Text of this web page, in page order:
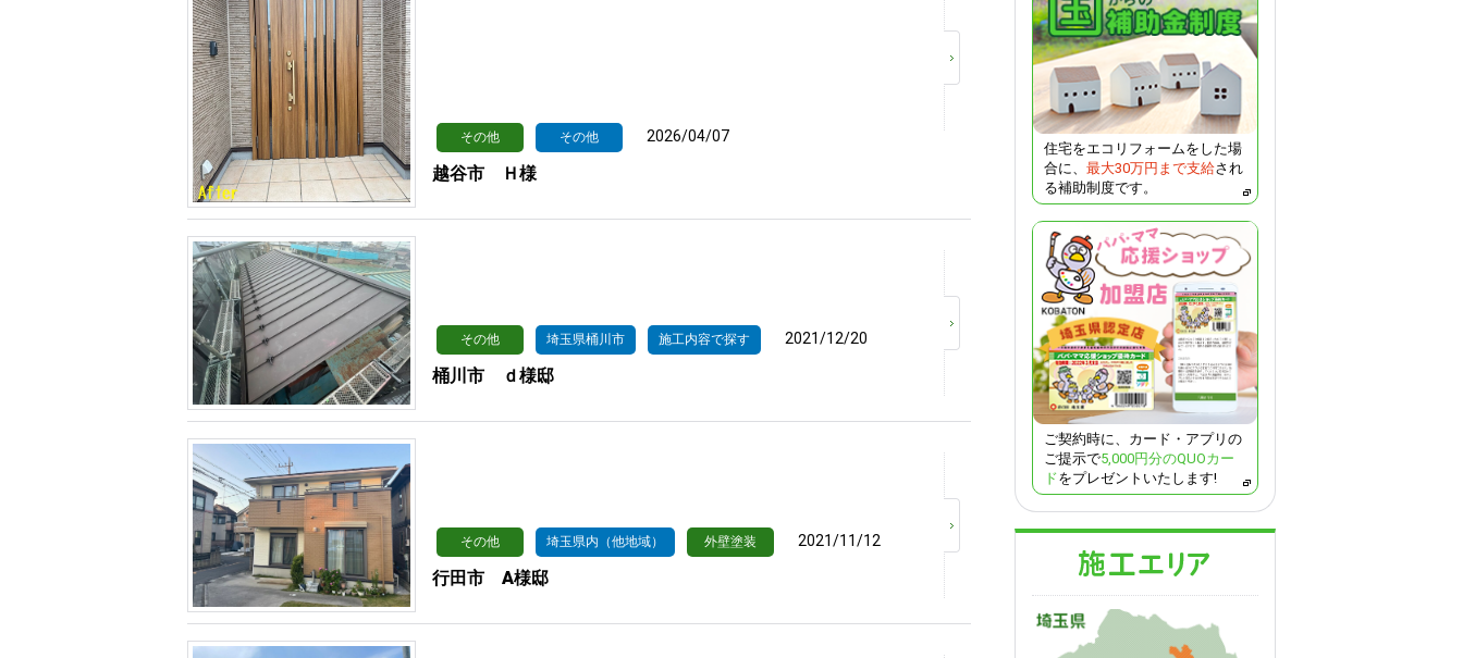
その他 その他 2026/04/07
越谷市 Ｈ様
その他 埼玉県桶川市 施工内容で探す 2021/12/20
桶川市 ｄ様邸
その他 埼玉県内（他地域） 外壁塗装 2021/11/12
行田市 A様邸
住宅をエコリフォームをした場
合に、 最大30万円まで支給され
る補助制度です。
ご契約時に、カード・アプリの
ご提示で5,000円分のQUOカー
ドをプレゼントいたします!